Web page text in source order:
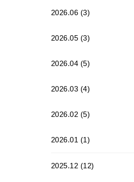
2026.06 (3)
2026.05 (3)
2026.04 (5)
2026.03 (4)
2026.02 (5)
2026.01 (1)
2025.12 (12)